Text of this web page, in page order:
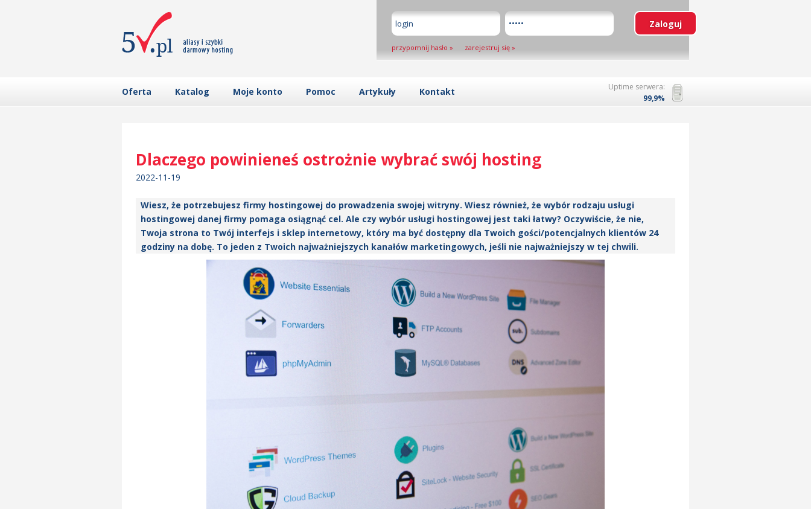
przypomnij hasło » zarejestruj się »
Oferta Katalog Moje konto Pomoc Artykuły Kontakt
Uptime serwera:
99,9%
Dlaczego powinieneś ostrożnie wybrać swój hosting
2022-11-19
Wiesz, że potrzebujesz firmy hostingowej do prowadzenia swojej witryny. Wiesz również, że wybór rodzaju usługi
hostingowej danej firmy pomaga osiągnąć cel. Ale czy wybór usługi hostingowej jest taki łatwy? Oczywiście, że nie,
Twoja strona to Twój interfejs i sklep internetowy, który ma być dostępny dla Twoich gości/potencjalnych klientów 24
godziny na dobę. To jeden z Twoich najważniejszych kanałów marketingowych, jeśli nie najważniejszy w tej chwili.